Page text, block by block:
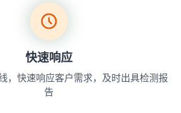
快速响应
，快速响应客户需求，及时出具检测报
告